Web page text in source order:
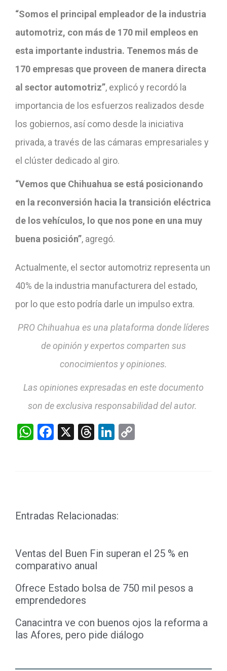
“Somos el principal empleador de la industria
automotriz, con más de 170 mil empleos en
esta importante industria. Tenemos más de
170 empresas que proveen de manera directa
al sector automotriz”, explicó y recordó la
importancia de los esfuerzos realizados desde
los gobiernos, así como desde la iniciativa
privada, a través de las cámaras empresariales y
el clúster dedicado al giro.
“Vemos que Chihuahua se está posicionando
en la reconversión hacia la transición eléctrica
de los vehículos, lo que nos pone en una muy
buena posición”, agregó.
Actualmente, el sector automotriz representa un
40% de la industria manufacturera del estado,
por lo que esto podría darle un impulso extra.
PRO Chihuahua es una plataforma donde líderes
de opinión y expertos comparten sus
conocimientos y opiniones.
Las opiniones expresadas en este documento
son de exclusiva responsabilidad del autor.
WhatsApp
Facebook
X Threads
LinkedIn
Entradas Relacionadas:
Ventas del Buen Fin superan el 25 % en
comparativo anual
Ofrece Estado bolsa de 750 mil pesos a
emprendedores
Canacintra ve con buenos ojos la reforma a
las Afores, pero pide diálogo